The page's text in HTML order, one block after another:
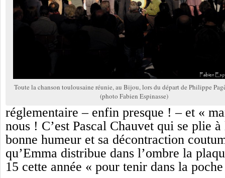
Toute la chanson toulousaine réunie, au Bijou, lors du départ de Philippe
(photo Fabien Espinasse)
réglementaire – enfin presque ! – et «
nous ! C’est Pascal Chauvet qui se plie
bonne humeur et sa décontraction
qu’Emma distribue dans l’ombre la
15 cette année « pour tenir dans la